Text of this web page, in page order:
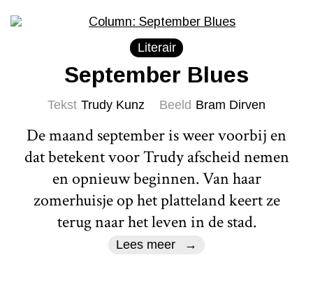
Literair
September Blues
Tekst Trudy Kunz Beeld Bram Dirven
De maand september is weer voorbij en
dat betekent voor Trudy afscheid nemen
en opnieuw beginnen. Van haar
zomerhuisje op het platteland keert ze
terug naar het leven in de stad.
Lees meer